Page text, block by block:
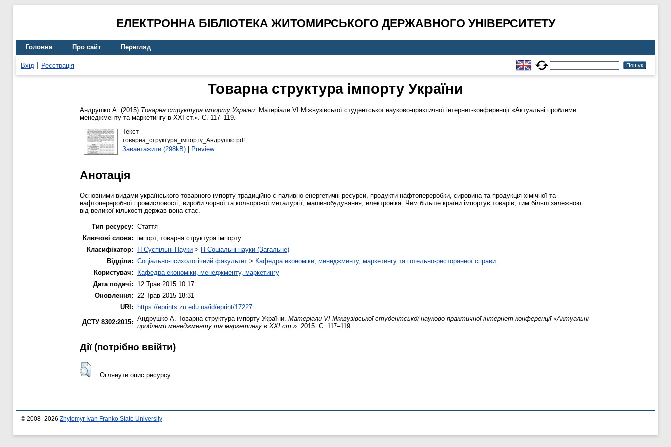
ЕЛЕКТРОННА БІБЛІОТЕКА ЖИТОМИРСЬКОГО ДЕРЖАВНОГО УНІВЕРСИТЕТУ
Головна Про сайт Перегляд
Вхід Реєстрація
Товарна структура імпорту України
Андрушко А. (2015) Товарна структура імпорту України. Матеріали VІ Міжвузівської студентської науково-практичної інтернет-конференції «Актуальні проблеми
менеджменту та маркетингу в ХХІ ст.». С. 117–119.
Текст
товарна_структура_імпорту_Андрушко.pdf
Завантажити (298kB)| Preview
Анотація
Основними видами українського товарного імпорту традиційно є паливно-енергетичні ресурси, продукти нафтопереробки, сировина та продукція хімічної та
нафтопереробної промисловості, вироби чорної та кольорової металургії, машинобудування, електроніка. Чим більше країни імпортує товарів, тим більш залежною
від великої кількості держав вона стає.
Тип ресурсу: Стаття
Ключові слова: імпорт, товарна структура імпорту.
Класифікатор:
H Суспільні Науки > H Соціальні науки (Загальне)
Відділи: Соціально-психологічний факультет > Кафедра економіки, менеджменту, маркетингу та готельно-ресторанної справи
Користувач:
Кафедра економіки, менеджменту, маркетингу
Дата подачі:
12 Трав 2015 10:17
Оновлення:
22 Трав 2015 18:31
URI: https://eprints.zu.edu.ua/id/eprint/17227
ДСТУ 8302:2015: Андрушко А. Товарна структура імпорту України. Матеріали VІ Міжвузівської студентської науково-практичної інтернет-конференції «Актуальні
проблеми менеджменту та маркетингу в ХХІ ст.» . 2015. С. 117–119.
Дії ​​(потрібно ввійти)
Оглянути опис ресурсу
© 2008–2026 Zhytomyr Ivan Franko State University